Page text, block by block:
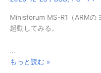
（久々
に）
Minisforum MS-R1（ARMの
起動してみる。
…
NetBSD
もっと読む »